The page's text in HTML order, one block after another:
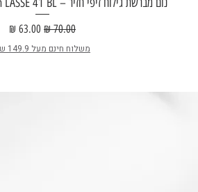
מחיר רגיל מחיר מבצע
משלוח חינם מעל 149.9 שח